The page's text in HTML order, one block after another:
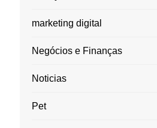
marketing digital
Negócios e Finanças
Noticias
Pet